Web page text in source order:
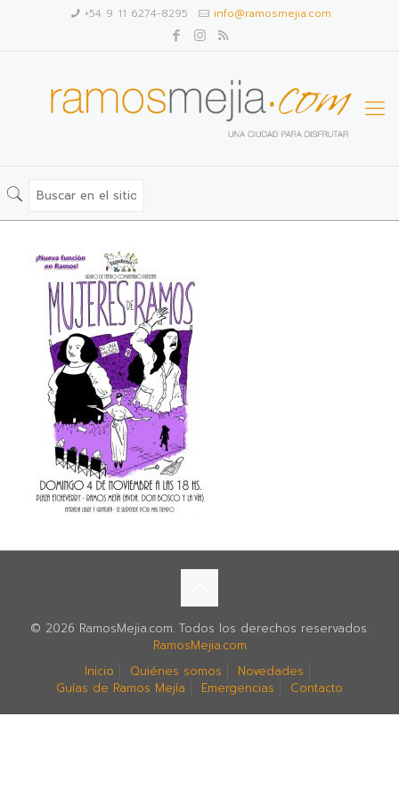
+54 9 11 6274-8295 info@ramosmejia.com
© 2026 RamosMejia.com. Todos los derechos reservados.
RamosMejia.com
Inicio
Quiénes somos
Novedades
Guías de Ramos Mejía
Emergencias Contacto